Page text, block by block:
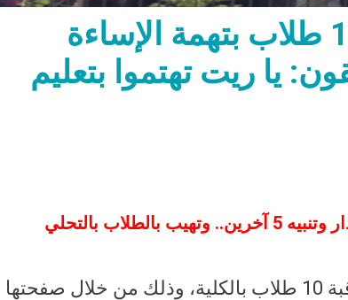
“صيدلة الإسكندرية” تعاقب 10 طلاب بتهمة الإساءة
يا ريت تهتموا بتعليم
الكلية تنشر قرار مجلس التأديب بفصل 5 طلاب وإنذار وتنبيه 5 آخرين.. وتهيب بالطلاب بالتحلي
أعلنت كلية الصيدلة بجامعة الإسكندرية عن معاقبة 10 طلاب بالكلية، وذلك من خلال صفحتها